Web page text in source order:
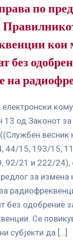
по
кои
без
на
електронски
13 од Законот
весник
44/15, 193/15,
92/21 и 222/24),
за измена
без одобрение
Се
субјекти да […]